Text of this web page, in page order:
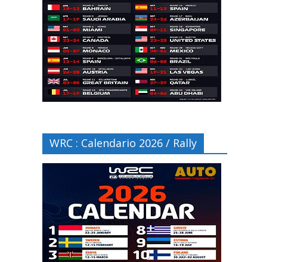
WRC : Calendario 2026 / Rally